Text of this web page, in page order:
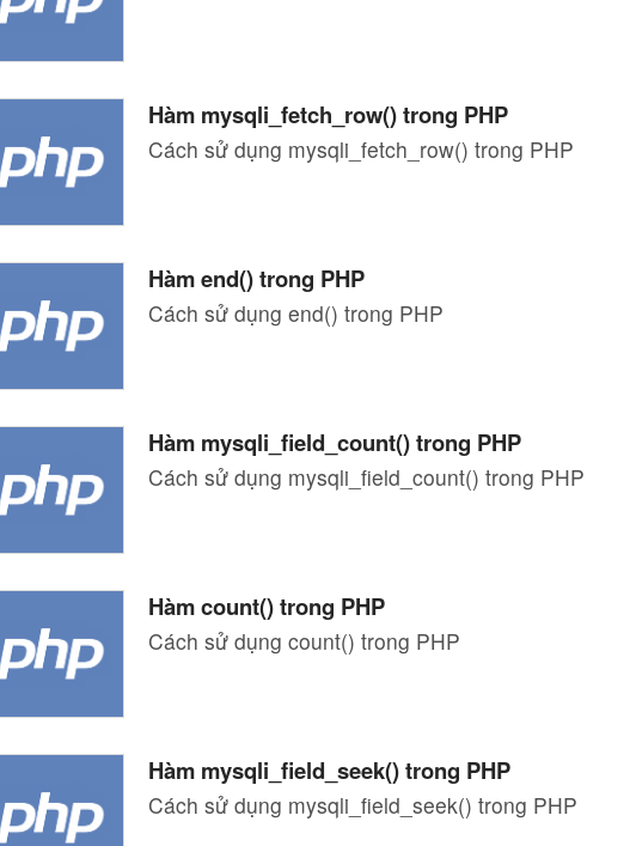
Hàm mysqli_fetch_row() trong PHP
Cách sử dụng mysqli_fetch_row() trong PHP
Hàm end() trong PHP
Cách sử dụng end() trong PHP
Hàm mysqli_field_count() trong PHP
Cách sử dụng mysqli_field_count() trong PHP
Hàm count() trong PHP
Cách sử dụng count() trong PHP
Hàm mysqli_field_seek() trong PHP
Cách sử dụng mysqli_field_seek() trong PHP